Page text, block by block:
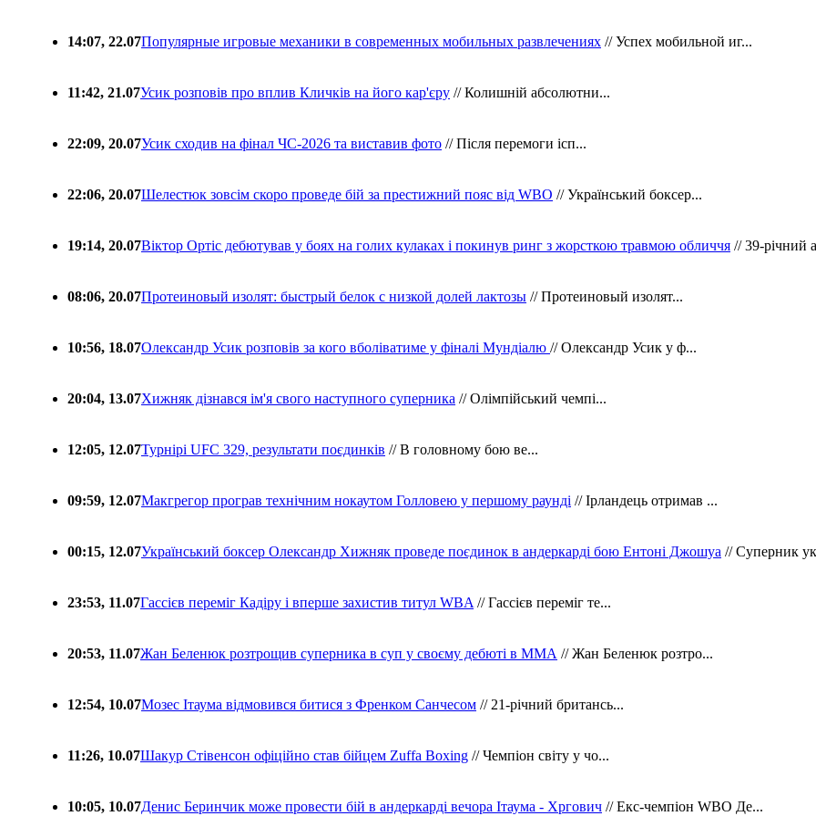
14:07, 22.07Популярные игровые механики в современных мобильных развлечениях // Успех мобильной иг...
11:42, 21.07Усик розповів про вплив Кличків на його кар'єру // Колишній абсолютни...
22:09, 20.07Усик сходив на фінал ЧС-2026 та виставив фото // Після перемоги ісп...
22:06, 20.07Шелестюк зовсім скоро проведе бій за престижний пояс від WBO // Український боксер...
19:14, 20.07Віктор Ортіс дебютував у боях на голих кулаках і покинув ринг з жорсткою травмою обличчя // 39-річний
08:06, 20.07Протеиновый изолят: быстрый белок с низкой долей лактозы // Протеиновый изолят...
10:56, 18.07Олександр Усик розповів за кого вболіватиме у фіналі Мундіалю // Олександр Усик у ф...
20:04, 13.07Хижняк дізнався ім'я свого наступного суперника // Олімпійський чемпі...
12:05, 12.07Турнірі UFC 329, результати поєдинків // В головному бою ве...
09:59, 12.07Макгрегор програв технічним нокаутом Голловею у першому раунді // Ірландець отримав ...
00:15, 12.07Український боксер Олександр Хижняк проведе поєдинок в андеркарді бою Ентоні Джошуа // Суперник
23:53, 11.07Гассієв переміг Кадіру і вперше захистив титул WBA // Гассієв переміг те...
20:53, 11.07Жан Беленюк розтрощив суперника в суп у своєму дебюті в ММА // Жан Беленюк розтро...
12:54, 10.07Мозес Ітаума відмовився битися з Френком Санчесом // 21-річний британсь...
11:26, 10.07Шакур Стівенсон офіційно став бійцем Zuffa Boxing // Чемпіон світу у чо...
10:05, 10.07Денис Беринчик може провести бій в андеркарді вечора Ітаума - Хргович // Екс-чемпіон WBO Де...